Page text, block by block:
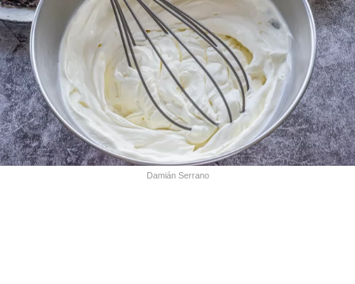
Damián Serrano